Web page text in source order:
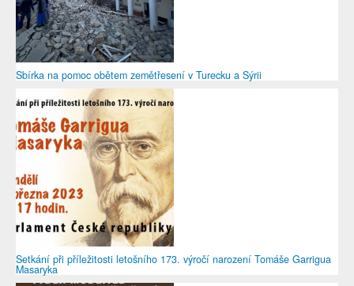
Sbírka na pomoc obětem zemětřesení v Turecku a Sýrii
Setkání při příležitosti letošního 173. výročí narození Tomáše Garrigua
Masaryka